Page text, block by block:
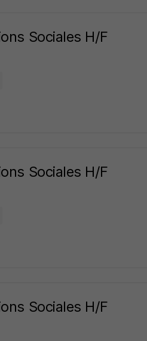
Sociales H/F
Sociales H/F
Sociales H/F